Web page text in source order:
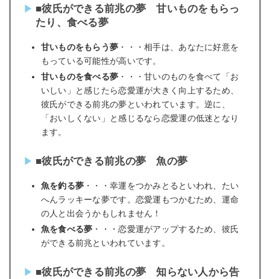
■彼氏ができる前兆の夢 甘いものをもらっ
たり、食べる夢
甘いものをもらう夢 ・・・相手は、あなたに好意を
もっている可能性が高いです。
甘いものを食べる夢 ・・・甘いのものを食べて「お
いしい」と感じたら恋愛運が大きく向上するため、
彼氏ができる前兆の夢といわれています。逆に、
「おいしくない」と感じるなら恋愛運の低迷となり
ます。
■彼氏ができる前兆の夢 魚の夢
魚を釣る夢 ・・・幸運をつかみとるといわれ、たい
へんラッキーな夢です。恋愛運もつかむため、運命
の人と出会うかもしれません！
魚を食べる夢 ・・・恋愛運がアップするため、彼氏
ができる前兆といわれています。
■彼氏ができる前兆の夢 知らない人から告